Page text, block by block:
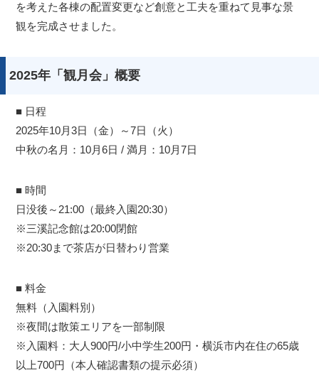
を考えた各棟の配置変更など創意と工夫を重ねて見事な景
観を完成させました。
2025年「観月会」概要
■ 日程
2025年10月3日（金）～7日（火）
中秋の名月：10月6日 / 満月：10月7日
■ 時間
日没後～21:00（最終入園20:30）
※三溪記念館は20:00閉館
※20:30まで茶店が日替わり営業
■ 料金
無料（入園料別）
※夜間は散策エリアを一部制限
※入園料：大人900円/小中学生200円・横浜市内在住の65歳
以上700円（本人確認書類の提示必須）